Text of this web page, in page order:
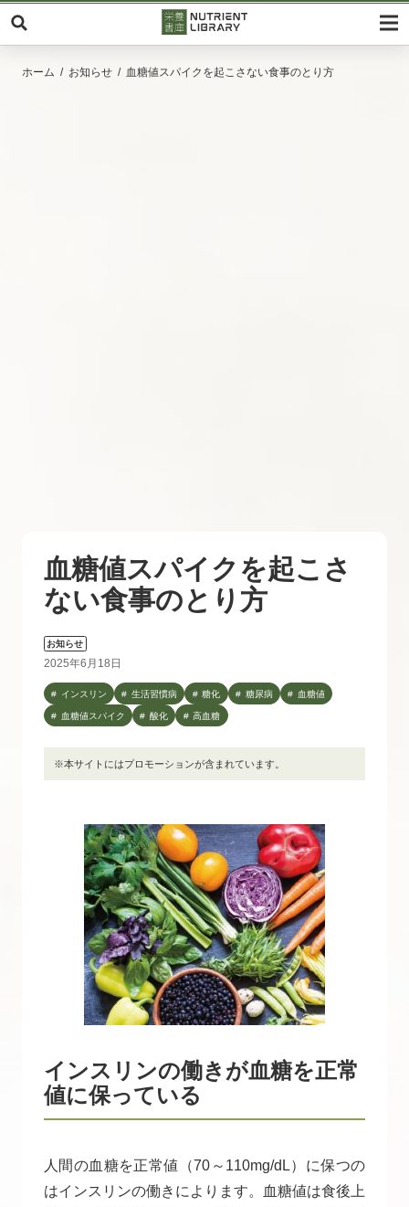
ホーム お知らせ 血糖値スパイクを起こさない食事のとり方
血糖値スパイクを起こさ
ない食事のとり方
お知らせ
2025年6月18日
インスリン 生活習慣病 糖化 糖尿病 血糖値
血糖値スパイク 酸化 高血糖
※本サイトにはプロモーションが含まれています。
インスリンの働きが血糖を正常
値に保っている
人間の血糖を正常値（70～110mg/dL）に保つの
はインスリンの働きによります。血糖値は食後上